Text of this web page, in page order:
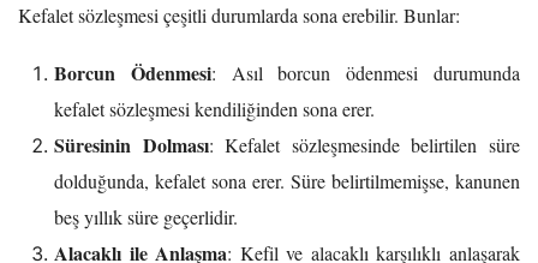
Kefalet sözleşmesi çeşitli durumlarda sona erebilir. Bunlar:
Borcun Ödenmesi: Asıl borcun ödenmesi durumunda
kefalet sözleşmesi kendiliğinden sona erer.
Süresinin Dolması: Kefalet sözleşmesinde belirtilen süre
dolduğunda, kefalet sona erer. Süre belirtilmemişse, kanunen
beş yıllık süre geçerlidir.
Alacaklı ile Anlaşma: Kefil ve alacaklı karşılıklı anlaşarak